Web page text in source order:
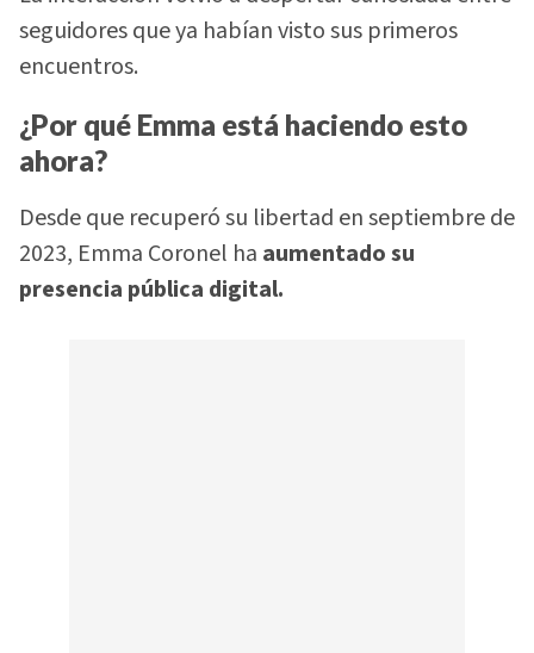
seguidores que ya habían visto sus primeros
encuentros.
¿Por qué Emma está haciendo esto
ahora?
Desde que recuperó su libertad en septiembre de
2023, Emma Coronel ha aumentado su
presencia pública digital.